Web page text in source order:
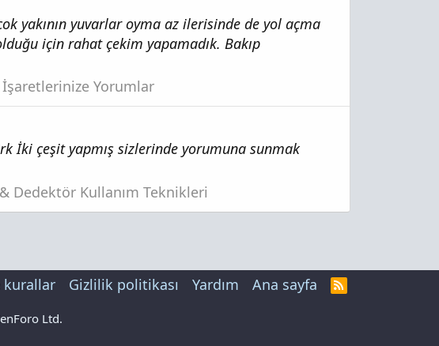
yakının yuvarlar oyma az ilerisinde de yol açma
için rahat çekim yapamadık. Bakıp
Yorumlar
İki çeşit yapmış sizlerinde yorumuna sunmak
Dedektör Kullanım Teknikleri
kurallar Gizlilik politikası Yardım Ana sayfa
Ltd.